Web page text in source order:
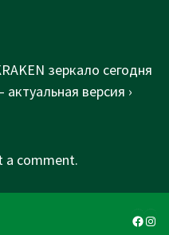
зеркало сегодня
актуальная версия ›
a comment.